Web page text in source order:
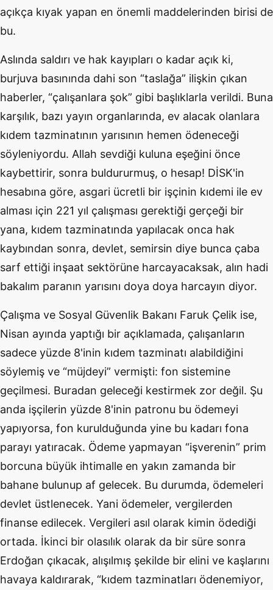
açıkça kıyak yapan en önemli maddelerinden birisi de
bu.
Aslında saldırı ve hak kayıpları o kadar açık ki,
burjuva basınında dahi son “taslağa” ilişkin çıkan
haberler, “çalışanlara şok” gibi başlıklarla verildi. Buna
karşılık, bazı yayın organlarında, ev alacak olanlara
kıdem tazminatının yarısının hemen ödeneceği
söyleniyordu. Allah sevdiği kuluna eşeğini önce
kaybettirir, sonra buldururmuş, o hesap! DİSK'in
hesabına göre, asgari ücretli bir işçinin kıdemi ile ev
alması için 221 yıl çalışması gerektiği gerçeği bir
yana, kıdem tazminatında yapılacak onca hak
kaybından sonra, devlet, semirsin diye bunca çaba
sarf ettiği inşaat sektörüne harcayacaksak, alın hadi
bakalım paranın yarısını doya doya harcayın diyor.
Çalışma ve Sosyal Güvenlik Bakanı Faruk Çelik ise,
Nisan ayında yaptığı bir açıklamada, çalışanların
sadece yüzde 8'inin kıdem tazminatı alabildiğini
söylemiş ve “müjdeyi” vermişti: fon sistemine
geçilmesi. Buradan geleceği kestirmek zor değil. Şu
anda işçilerin yüzde 8'inin patronu bu ödemeyi
yapıyorsa, fon kurulduğunda yine bu kadarı fona
parayı yatıracak. Ödeme yapmayan “işverenin” prim
borcuna büyük ihtimalle en yakın zamanda bir
bahane bulunup af gelecek. Bu durumda, ödemeleri
devlet üstlenecek. Yani ödemeler, vergilerden
finanse edilecek. Vergileri asıl olarak kimin ödediği
ortada. İkinci bir olasılık olarak da bir süre sonra
Erdoğan çıkacak, alışılmış şekilde bir elini ve kaşlarını
havaya kaldırarak, “kıdem tazminatları ödenemiyor,